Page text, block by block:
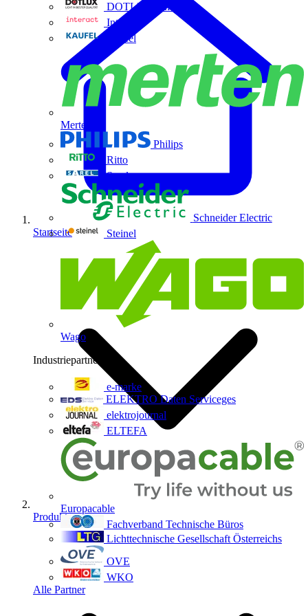
DOTLUX GmbH
Interact
Kaufel
Merten
Philips
Ritto
Sarel
Schneider Electric
Steinel
Wago
Industriepartner
e-marke
ELEKTRO Daten Serviceges
elektrojournal
ELTEFA
Europacable
Fachverband Technische Büros
Lichttechnische Gesellschaft Österreichs
OVE
WKO
Alle Partner
Startseite
Produkte